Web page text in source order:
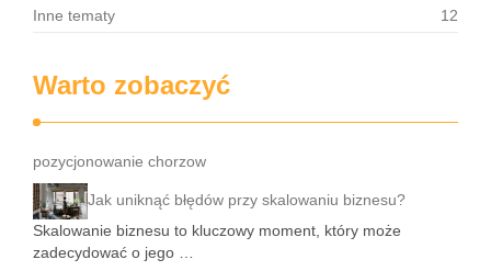
Inne tematy
12
Warto zobaczyć
pozycjonowanie chorzow
Jak uniknąć błędów przy skalowaniu biznesu?
Skalowanie biznesu to kluczowy moment, który może
zadecydować o jego …